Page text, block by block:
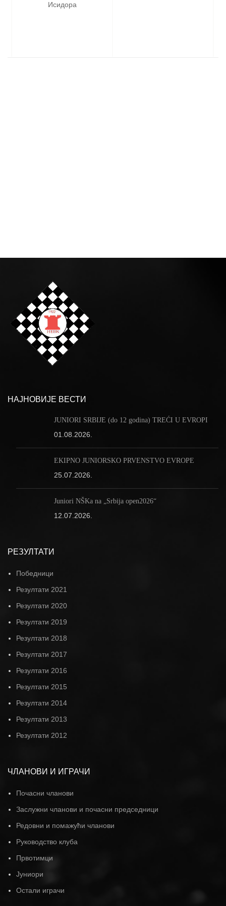
Исидора
НАЈНОВИЈЕ ВЕСТИ
JUNIORI SRBIJE (do 12 godina) TREĆI U EVROPI
01.08.2026.
EKIPNO JUNIORSKO PRVENSTVO EVROPE
25.07.2026.
Juniori NŠKa na „Srbija open2026“
12.07.2026.
РЕЗУЛТАТИ
Победници
Резултати 2021
Резултати 2020
Резултати 2019
Резултати 2018
Резултати 2017
Резултати 2016
Резултати 2015
Резултати 2014
Резултати 2013
Резултати 2012
ЧЛАНОВИ И ИГРАЧИ
Почасни чланови
Заслужни чланови и почасни председници
Редовни и помажући чланови
Руководство клуба
Првотимци
Јуниори
Остали играчи